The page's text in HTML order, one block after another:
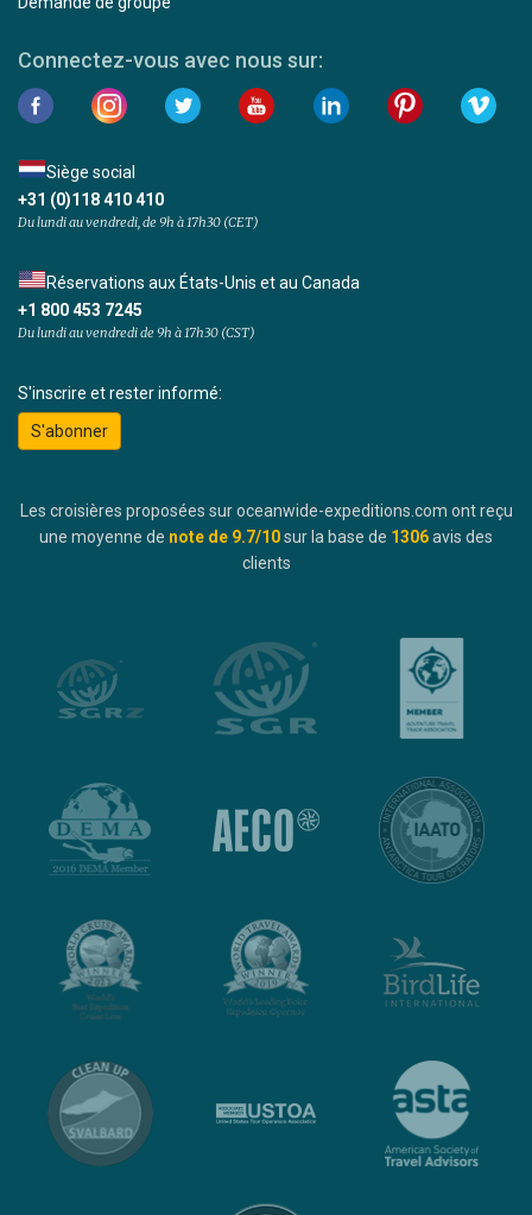
Connectez-vous avec nous sur:
Siège social
+31 (0)118 410 410
Du lundi au vendredi, de 9h à 17h30 (CET)
Réservations aux États-Unis et au Canada
+1 800 453 7245
Du lundi au vendredi de 9h à 17h30 (CST)
S'inscrire et rester informé:
S'abonner
Les croisières proposées sur oceanwide-expeditions.com ont reçu
une moyenne de note de 9.7/10sur la base de 1306avis des
clients